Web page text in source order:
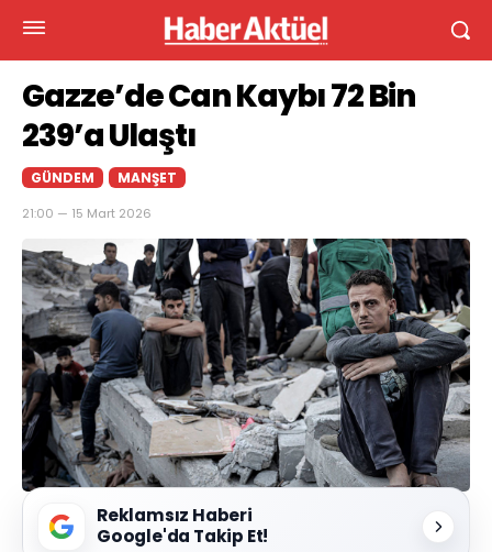
Gazze’de Can Kaybı 72 Bin
239’a Ulaştı
GÜNDEM MANŞET
21:00 — 15 Mart 2026
Reklamsız Haberi
Google'da Takip Et!